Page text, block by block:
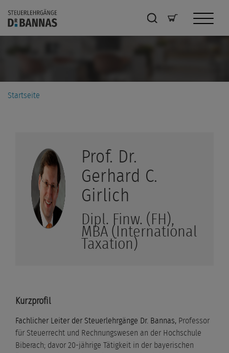
Startseite
Prof. Dr.
Gerhard C.
Girlich
Dipl. Finw. (FH),
MBA (International
Taxation)
Kurzprofil
Fachlicher Leiter der Steuerlehrgänge Dr. Bannas, Professor
für Steuerrecht und Rechnungswesen an der Hochschule
Biberach; davor 20-jährige Tätigkeit in der bayerischen